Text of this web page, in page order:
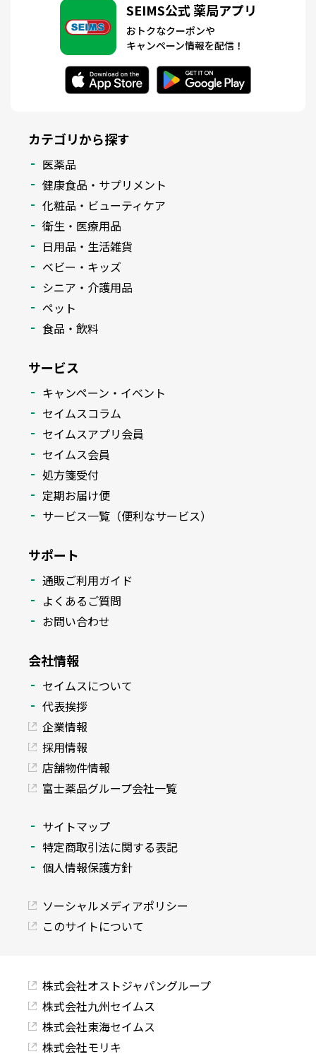
SEIMS公式 薬局アプリ
おトクなクーポンや
キャンペーン情報を配信！
カテゴリから探す
医薬品
健康食品・サプリメント
化粧品・ビューティケア
衛生・医療用品
日用品・生活雑貨
ベビー・キッズ
シニア・介護用品
ペット
食品・飲料
サービス
キャンペーン・イベント
セイムスコラム
セイムスアプリ会員
セイムス会員
処方箋受付
定期お届け便
サービス一覧（便利なサービス）
サポート
通販ご利用ガイド
よくあるご質問
お問い合わせ
会社情報
セイムスについて
代表挨拶
企業情報
採用情報
店舗物件情報
富士薬品グループ会社一覧
サイトマップ
特定商取引法に関する表記
個人情報保護方針
ソーシャルメディアポリシー
このサイトについて
株式会社オストジャパングループ
株式会社九州セイムス
株式会社東海セイムス
株式会社モリキ